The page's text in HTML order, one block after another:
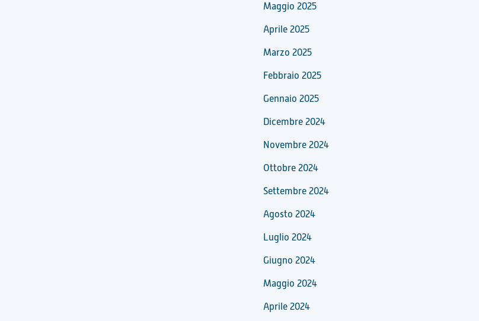
Maggio 2025
Aprile 2025
Marzo 2025
Febbraio 2025
Gennaio 2025
Dicembre 2024
Novembre 2024
Ottobre 2024
Settembre 2024
Agosto 2024
Luglio 2024
Giugno 2024
Maggio 2024
Aprile 2024